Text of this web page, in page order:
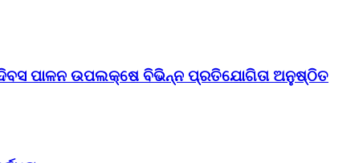
ଦିବସ ପାଳନ ଉପଲକ୍ଷେ ବିଭିନ୍ନ ପ୍ରତିଯୋଗିତା ଅନୁଷ୍ଠିତ